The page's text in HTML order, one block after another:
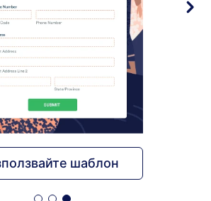
шаблон